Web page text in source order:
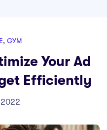
, GYM
Your Ad
Efficiently